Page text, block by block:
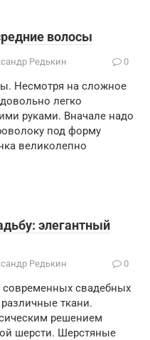
волосы
Редькин 0
Несмотря на сложное
легко
руками. Вначале надо
под форму
великолепно
элегантный
Редькин 0
свадебных
ткани.
решением
шерсти. Шерстяные